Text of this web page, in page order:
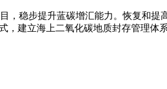
稳步提升蓝碳增汇能力。恢复和提
，建立海上二氧化碳地质封存管理体系